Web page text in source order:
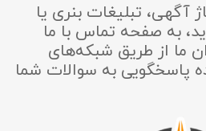
آگهی، تبلیغات بنری یا
به صفحه تماس با ما
ما از طریق شبکه‌های
پاسخگویی به سوالات شما